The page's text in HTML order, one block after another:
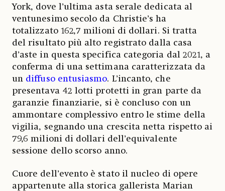
York, dove l’ultima asta serale dedicata al
ventunesimo secolo da Christie’s ha
totalizzato 162,7 milioni di dollari. Si tratta
del risultato più alto registrato dalla casa
d’aste in questa specifica categoria dal 2021, a
conferma di una settimana caratterizzata da
un diffuso entusiasmo. L’incanto, che
presentava 42 lotti protetti in gran parte da
garanzie finanziarie, si è concluso con un
ammontare complessivo entro le stime della
vigilia, segnando una crescita netta rispetto ai
79,6 milioni di dollari dell’equivalente
sessione dello scorso anno.
Cuore dell’evento è stato il nucleo di opere
appartenute alla storica gallerista Marian